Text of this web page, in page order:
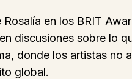
Rosalía en los BRIT
discusiones sobre lo
donde los artistas no
global.